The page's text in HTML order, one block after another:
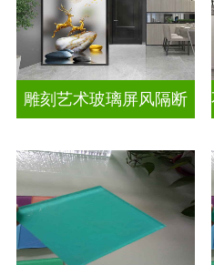
雕刻艺术玻璃屏风隔断